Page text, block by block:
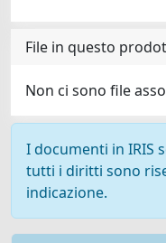
File in questo
Non ci sono file
I documenti in IRIS
tutti i diritti sono
indicazione.